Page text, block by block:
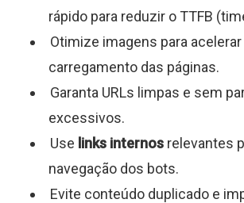
rápido para reduzir o TTFB
Otimize imagens para acelerar
carregamento das páginas.
Garanta URLs limpas e sem
excessivos.
Use links internos relevantes
navegação dos bots.
Evite conteúdo duplicado e